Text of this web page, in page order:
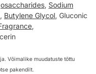
, Sodium
, Butylene Glycol, Gluconic
,
Võimalike muudatuste tõttu
pakendilt.